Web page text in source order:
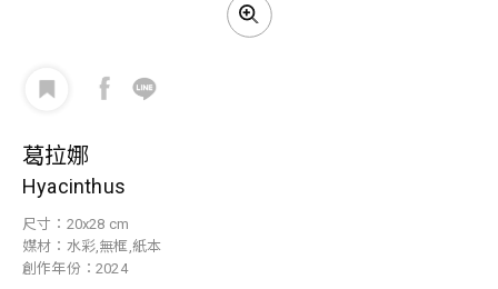
葛拉娜
Hyacinthus
尺寸：20x28 cm
媒材：水彩,無框,紙本
創作年份：2024